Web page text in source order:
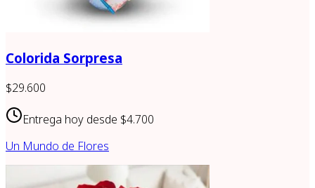
Colorida Sorpresa
$29.600
Entrega hoy desde $4.700
Un Mundo de Flores